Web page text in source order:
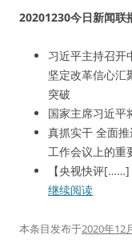
20201230今日新闻联
习近平主持召开
坚定改革信心汇
突破
国家主席习近平
真抓实干 全面
工作会议上的重
【央视快评[……]
继续阅读
本条目发布于2020年12